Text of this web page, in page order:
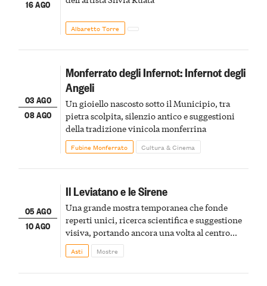
16 AGO
Albaretto Torre
03 AGO
08 AGO
Monferrato degli Infernot: Infernot degli
Angeli
Un gioiello nascosto sotto il Municipio, tra
pietra scolpita, silenzio antico e suggestioni
della tradizione vinicola monferrina
Fubine Monferrato Cultura & Cinema
05 AGO
10 AGO
Il Leviatano e le Sirene
Una grande mostra temporanea che fonde
reperti unici, ricerca scientifica e suggestione
visiva, portando ancora una volta al centro
della scena le meraviglie del passato astigiano
Asti Mostre